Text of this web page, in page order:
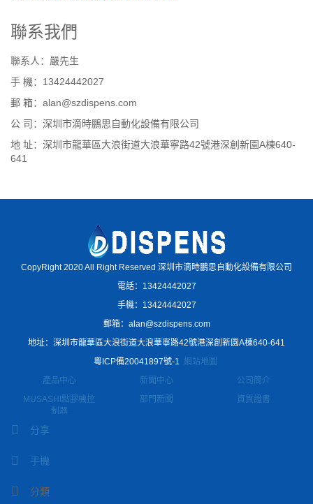
聯系我們
聯系人：嚴先生
手 機：13424442027
郵 箱：alan@szdispens.com
公 司：深圳市滴時鵬思自動化設備有限公司
地 址：深圳市龍華區大浪街道大浪華寧路42號港深創新園A棟640-
641
分享
手機
分類
CopyRight 2020 All Right Reserved 深圳市滴時鵬思自動化設備有限公司
電話：13424442027
手機：13424442027
郵箱：alan@szdispens.com
地址：深圳市龍華區大浪街道大浪華寧路42號港深創新園A棟640-641
粵ICP備20041897號-1 網站地圖
產品中心
MUSASHI點膠機控
制器
MUSASHI點膠閥
新聞中心
部門新聞
公司簡介
資質證書